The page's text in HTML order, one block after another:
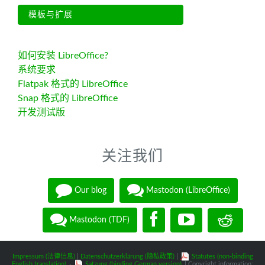
模板与扩展
如何安装 LibreOffice?
系统要求
Flatpak 格式的 LibreOffice
Snap 格式的 LibreOffice
开发测试版
关注我们
Our blog Mastodon (LibreOffice)
Mastodon (TDF)
Impressum (法律信息)| Datenschutzerklärung (隐私政策)|
Statutes (non-binding